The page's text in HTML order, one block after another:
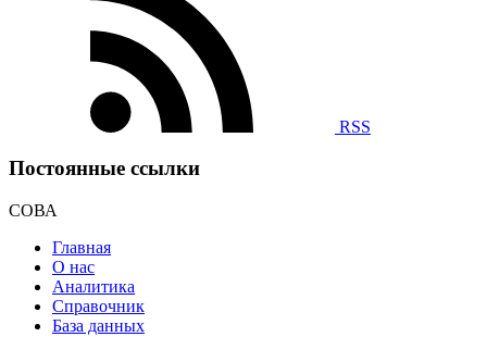
RSS
Постоянные ссылки
СОВА
Главная
О нас
Аналитика
Справочник
База данных